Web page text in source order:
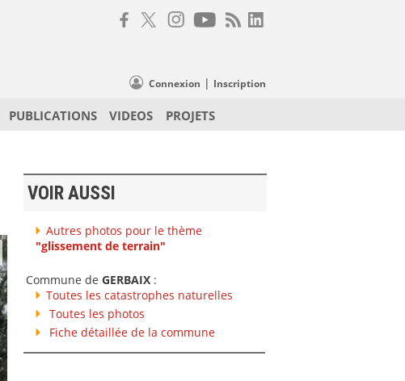
Connexion | Inscription
PUBLICATIONS VIDEOS PROJETS
VOIR AUSSI
Autres photos pour le thème
"glissement de terrain"
Commune de GERBAIX:
Toutes les catastrophes naturelles
Toutes les photos
Fiche détaillée de la commune